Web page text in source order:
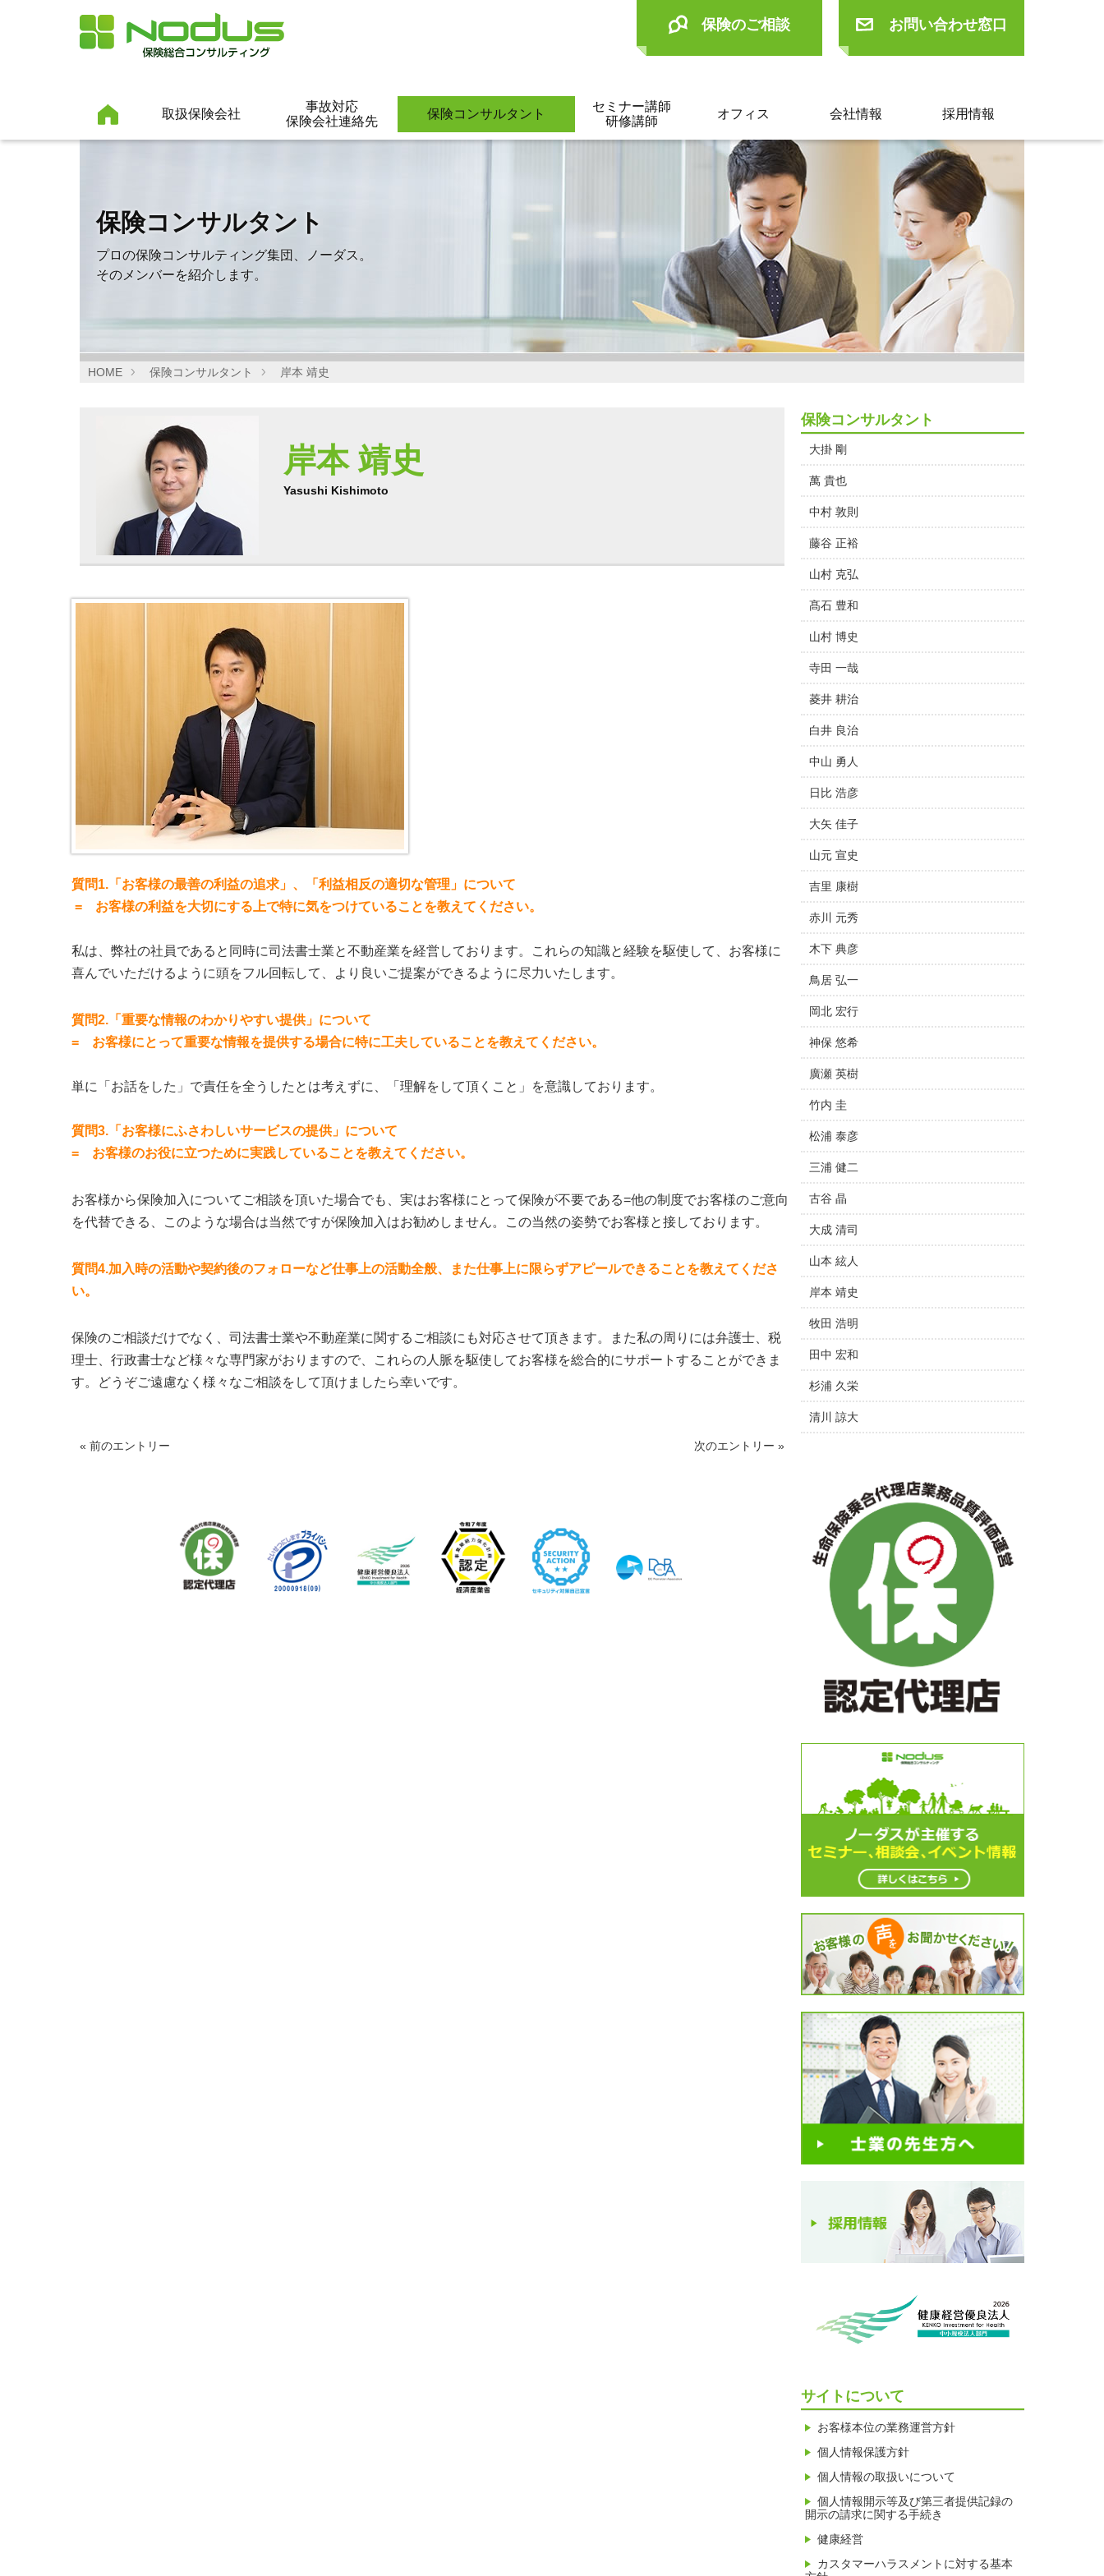
保険のご相談 お問い合わせ窓口
取扱保険会社
事故対応
保険会社連絡先
保険コンサルタント
セミナー講師
研修講師
オフィス 会社情報 採用情報
保険コンサルタント
プロの保険コンサルティング集団、ノーダス。
そのメンバーを紹介します。
HOME 保険コンサルタント 岸本 靖史
岸本 靖史
Yasushi Kishimoto
質問1.「お客様の最善の利益の追求」、「利益相反の適切な管理」について
= お客様の利益を大切にする上で特に気をつけていることを教えてください。
私は、弊社の社員であると同時に司法書士業と不動産業を経営しております。これらの知識と経験を駆使して、お客様に
喜んでいただけるように頭をフル回転して、より良いご提案ができるように尽力いたします。
質問2.「重要な情報のわかりやすい提供」について
= お客様にとって重要な情報を提供する場合に特に工夫していることを教えてください。
単に「お話をした」で責任を全うしたとは考えずに、「理解をして頂くこと」を意識しております。
質問3.「お客様にふさわしいサービスの提供」について
= お客様のお役に立つために実践していることを教えてください。
お客様から保険加入についてご相談を頂いた場合でも、実はお客様にとって保険が不要である=他の制度でお客様のご意向
を代替できる、このような場合は当然ですが保険加入はお勧めしません。この当然の姿勢でお客様と接しております。
質問4.加入時の活動や契約後のフォローなど仕事上の活動全般、また仕事上に限らずアピールできることを教えてくださ
い。
保険のご相談だけでなく、司法書士業や不動産業に関するご相談にも対応させて頂きます。また私の周りには弁護士、税
理士、行政書士など様々な専門家がおりますので、これらの人脈を駆使してお客様を総合的にサポートすることができま
す。どうぞご遠慮なく様々なご相談をして頂けましたら幸いです。
« 前のエントリー 次のエントリー »
保険コンサルタント
大掛 剛
萬 貴也
中村 敦則
藤谷 正裕
山村 克弘
髙石 豊和
山村 博史
寺田 一哉
菱井 耕治
白井 良治
中山 勇人
日比 浩彦
大矢 佳子
山元 宣史
吉里 康樹
赤川 元秀
木下 典彦
鳥居 弘一
岡北 宏行
神保 悠希
廣瀬 英樹
竹内 圭
松浦 泰彦
三浦 健二
古谷 晶
大成 清司
山本 絃人
岸本 靖史
牧田 浩明
田中 宏和
杉浦 久栄
清川 諒大
サイトについて
お客様本位の業務運営方針
個人情報保護方針
個人情報の取扱いについて
個人情報開示等及び第三者提供記録の
開示の請求に関する手続き
健康経営
カスタマーハラスメントに対する基本